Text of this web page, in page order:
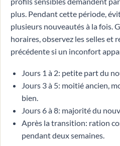
plus. Pendant cette période,
plusieurs nouveautés à la fois.
horaires, observez les selles et
précédente si un inconfort
Jours 1 à 2: petite part du
Jours 3 à 5: moitié ancien,
bien.
Jours 6 à 8: majorité du
Après la transition: ration
pendant deux semaines.